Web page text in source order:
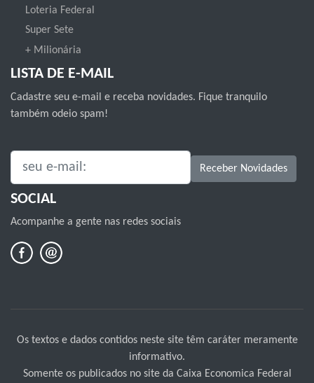
Loteria Federal
Super Sete
+ Milionária
LISTA DE E-MAIL
Cadastre seu e-mail e receba novidades. Fique tranquilo
também odeio spam!
SEU E-MAIL: Receber Novidades
SOCIAL
Acompanhe a gente nas redes sociais
Os textos e dados contidos neste site têm caráter meramente
informativo.
Somente os publicados no site da Caixa Economica Federal